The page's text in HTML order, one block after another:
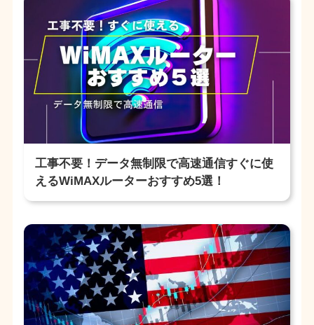
工事不要！データ無制限で高速通信すぐに使
えるWiMAXルーターおすすめ5選！